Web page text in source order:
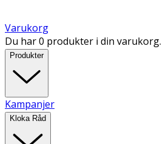
Varukorg
Du har 0 produkter i din varukorg.
Produkter
Kampanjer
Kloka Råd